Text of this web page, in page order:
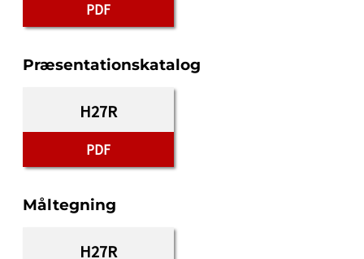
PDF
Præsentationskatalog
H27R
PDF
Måltegning
H27R